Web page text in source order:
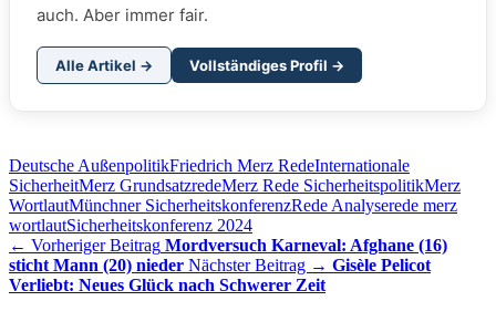
auch. Aber immer fair.
Alle Artikel → Vollständiges Profil →
Deutsche AußenpolitikFriedrich Merz RedeInternationale
SicherheitMerz GrundsatzredeMerz Rede SicherheitspolitikMerz
WortlautMünchner SicherheitskonferenzRede Analyserede merz
wortlautSicherheitskonferenz 2024
← Vorheriger Beitrag Mordversuch Karneval: Afghane (16)
sticht Mann (20) nieder Nächster Beitrag → Gisèle Pelicot
Verliebt: Neues Glück nach Schwerer Zeit